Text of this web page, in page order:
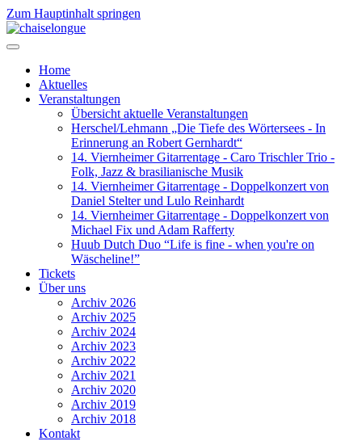
Zum Hauptinhalt springen
Home
Aktuelles
Veranstaltungen
Übersicht aktuelle Veranstaltungen
Herschel/Lehmann „Die Tiefe des Wörtersees - In
Erinnerung an Robert Gernhardt“
14. Viernheimer Gitarrentage - Caro Trischler Trio -
Folk, Jazz & brasilianische Musik
14. Viernheimer Gitarrentage - Doppelkonzert von
Daniel Stelter und Lulo Reinhardt
14. Viernheimer Gitarrentage - Doppelkonzert von
Michael Fix und Adam Rafferty
Huub Dutch Duo “Life is fine - when you're on
Wäscheline!”
Tickets
Über uns
Archiv 2026
Archiv 2025
Archiv 2024
Archiv 2023
Archiv 2022
Archiv 2021
Archiv 2020
Archiv 2019
Archiv 2018
Kontakt